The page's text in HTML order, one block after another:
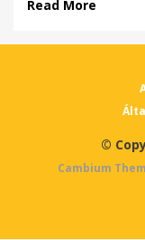
Read More
©
Cambium